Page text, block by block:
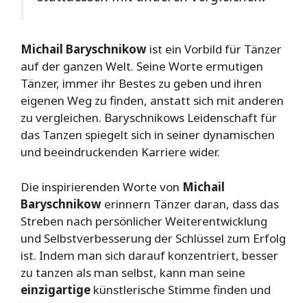
Michail Baryschnikow ist ein Vorbild für Tänzer
auf der ganzen Welt. Seine Worte ermutigen
Tänzer, immer ihr Bestes zu geben und ihren
eigenen Weg zu finden, anstatt sich mit anderen
zu vergleichen. Baryschnikows Leidenschaft für
das Tanzen spiegelt sich in seiner dynamischen
und beeindruckenden Karriere wider.
Die inspirierenden Worte von Michail
Baryschnikow erinnern Tänzer daran, dass das
Streben nach persönlicher Weiterentwicklung
und Selbstverbesserung der Schlüssel zum Erfolg
ist. Indem man sich darauf konzentriert, besser
zu tanzen als man selbst, kann man seine
einzigartige künstlerische Stimme finden und